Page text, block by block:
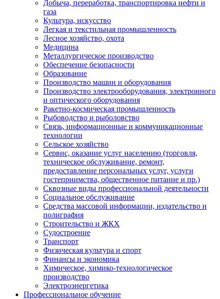
Добыча, переработка, транспортировка нефти и
газа
Культура, искусство
Легкая и текстильная промышленность
Лесное хозяйство, охота
Медицина
Металлургическое производство
Обеспечение безопасности
Образование
Производство машин и оборудования
Производство электрооборудования, электронного
и оптического оборудования
Ракетно-космическая промышленность
Рыбоводство и рыболовство
Связь, информационные и коммуникационные
технологии
Сельское хозяйство
Сервис, оказание услуг населению (торговля,
техническое обслуживание, ремонт,
предоставление персональных услуг, услуги
гостеприимства, общественное питание и пр.)
Сквозные виды профессиональной деятельности
Социальное обслуживание
Средства массовой информации, издательство и
полиграфия
Строительство и ЖКХ
Судостроение
Транспорт
Физическая культура и спорт
Финансы и экономика
Химическое, химико-технологическое
производство
Электроэнергетика
Профессиональное обучение